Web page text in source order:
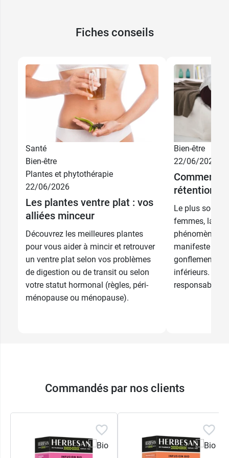
Fiches conseils
Santé
Bien-être
Plantes et phytothérapie
22/06/2026
Les plantes ventre plat : vos
alliées minceur
Découvrez les meilleures plantes
pour vous aider à mincir et retrouver
un ventre plat selon vos problèmes
de digestion ou de transit ou selon
votre statut hormonal (règles, péri-
ménopause ou ménopause).
Bien-être
22/06/2026
Comment
rétention
Le plus
femmes, la
phénomène
manifeste
gonflements
inférieurs.
responsables...
Commandés par nos clients